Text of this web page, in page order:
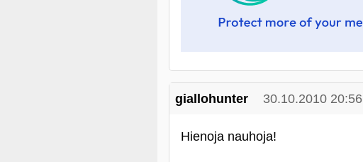
giallohunter 30.10.2010 20:56
Hienoja nauhoja!